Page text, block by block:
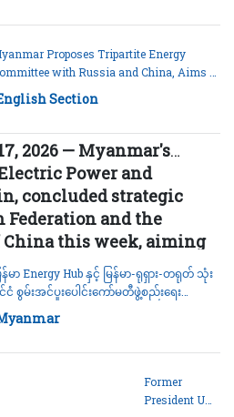
2026 — Myanmar's
Power and
concluded strategic
Federation and the
China this week, aiming
energy supply and
a pivotal "Energy Hub"
Proposes Tripartite Energy
with Russia and China, Aims to
Regional 'Energy Hub'
Section
န်မာ Energy Hub နှင့် မြန်မာ-ရုရှား-တရုတ် သုံး
ငံ စွမ်းအင်ပူးပေါင်းကော်မတီဖွဲ့စည်းရေး
းနွေး၊ မြန်မာ Energy Hub နှင့် မြန်မာ-ရုရှား-
ရုတ် သုံးနိုင်ငံ စွမ်းအင်ပူးပေါင်းကော်မတီဖွဲ့စည်း
Former
President U